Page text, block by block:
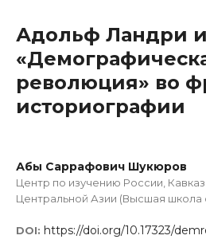
Адольф Ландри
революция» во
историографии
Абы Саррафович Шукюров
Центр по изучению России,
Центральной Азии (Высшая школа
DOI: https://doi.org/10.17323/